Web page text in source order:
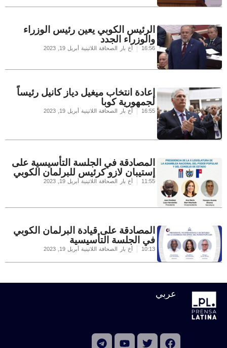
الرئيس الكوبي يعين رئيس الوزراء
والوزراء الجدد
16:56 أخ بار الصحافة اللاتينية أبريل 19, 2023
إعادة انتخاب ميغيل دياز كانيل رئيساً
لجمهورية كوبا
16:55 أخ بار الصحافة اللاتينية أبريل 19, 2023
المصادقة في الجلسة التأسيسية على
إستيبان لازو كرئيس للبرلمان الكوبي
11:55 أخ بار الصحافة اللاتينية أبريل 19, 2023
المصادقة على قيادة البرلمان الكوبي
في الجلسة التأسيسية
10:13 أخ بار الصحافة اللاتينية أبريل 19, 2023
عربي